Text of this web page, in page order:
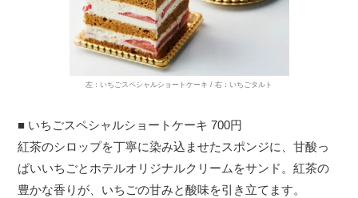
左：いちごスペシャルショートケーキ / 右：いちごタルト
■ いちごスペシャルショートケーキ 700円
紅茶のシロップを丁寧に染み込ませたスポンジに、甘酸っ
ぱいいちごとホテルオリジナルクリームをサンド。紅茶の
豊かな香りが、いちごの甘みと酸味を引き立てます。